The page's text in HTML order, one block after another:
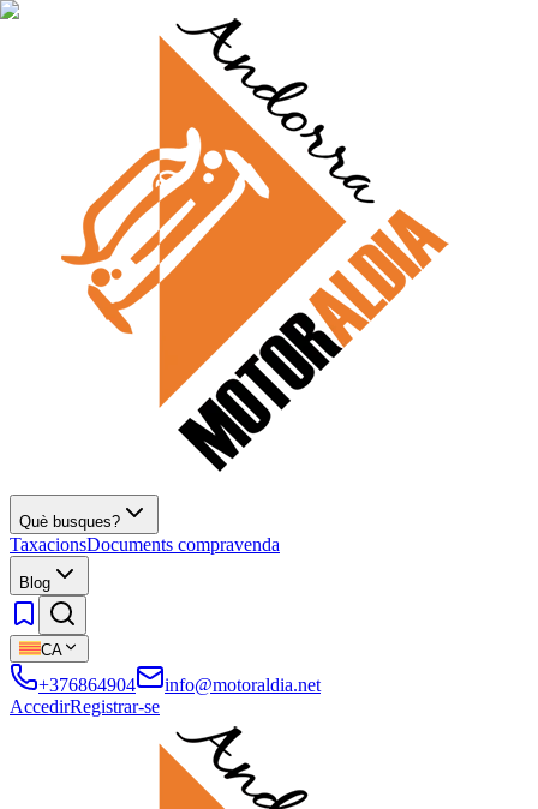
Què busques?
TaxacionsDocuments compravenda
Blog
CA
+376864904
info@motoraldia.net
AccedirRegistrar-se